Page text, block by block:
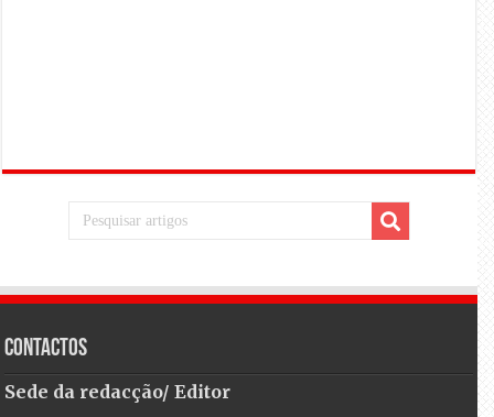
Contactos
Sede da redacção/ Editor